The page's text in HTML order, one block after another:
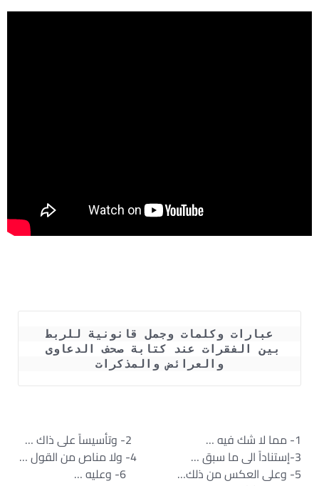
والعرائض والمذكرات
1- مما لا شك فيه … 2- وتأسيساً على ذاك …
3-إستناداً الى ما سبق … 4- ولا مناص من القول …
5- وعلى العكس من ذلك… 6- وعليه …